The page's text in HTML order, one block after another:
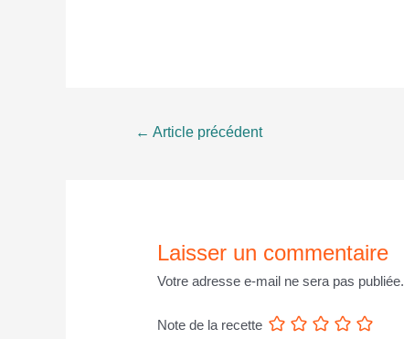
Navigation
← Article précédent
Laisser un commentaire
Votre adresse e-mail ne sera pas publiée.
Note de la recette